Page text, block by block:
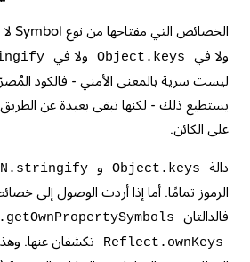
الخصائص التي مفتاحها من نوع Symbol لا تظهر في
ولا في Object.keys ولا في
ليست سرية بالمعنى الأمني - فالكود
يستطيع ذلك - لكنها تبقى بعيدة عن الطريق
على الكائن.
دالة Object.keys و
الرموز تمامًا. أما إذا أردت الوصول إلى
فالدالتان
Reflect.ownKeys
تكشفان عنها.